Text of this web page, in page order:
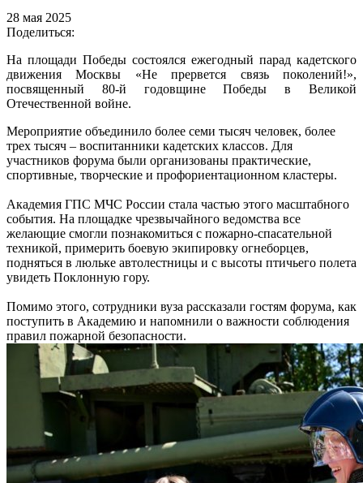
28 мая 2025
Поделиться:
На площади Победы состоялся ежегодный парад кадетского
движения Москвы «Не прервется связь поколений!»,
посвященный 80-й годовщине Победы в Великой
Отечественной войне.
Мероприятие объединило более семи тысяч человек, более
трех тысяч – воспитанники кадетских классов. Для
участников форума были организованы практические,
спортивные, творческие и профориентационном кластеры.
Академия ГПС МЧС России стала частью этого масштабного
события. На площадке чрезвычайного ведомства все
желающие смогли познакомиться с пожарно-спасательной
техникой, примерить боевую экипировку огнеборцев,
подняться в люльке автолестницы и с высоты птичьего полета
увидеть Поклонную гору.
Помимо этого, сотрудники вуза рассказали гостям форума, как
поступить в Академию и напомнили о важности соблюдения
правил пожарной безопасности.